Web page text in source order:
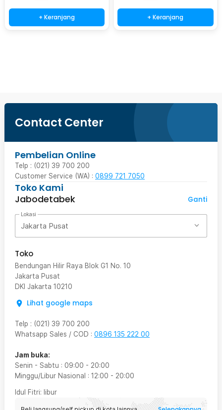
+ Keranjang + Keranjang
Contact Center
Pembelian Online
Telp : (021) 39 700 200
Customer Service (WA) : 0899 721 7050
Toko Kami
Jabodetabek
Ganti
Lokasi
Jakarta Pusat
Toko
Bendungan Hilir Raya Blok G1 No. 10
Jakarta Pusat
DKI Jakarta 10210
Lihat google maps
Telp : (021) 39 700 200
Whatsapp Sales / COD : 0896 135 222 00
Jam buka:
Senin - Sabtu : 09:00 - 20:00
Minggu/Libur Nasional : 12:00 - 20:00
Idul Fitri: libur